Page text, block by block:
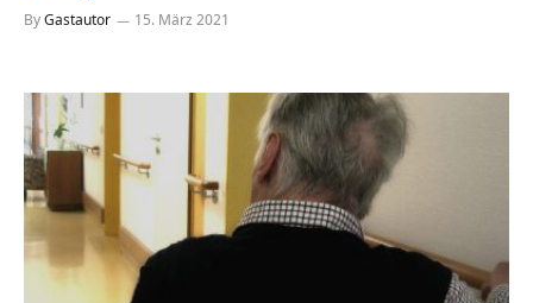
ByGastautor 15. März 2021